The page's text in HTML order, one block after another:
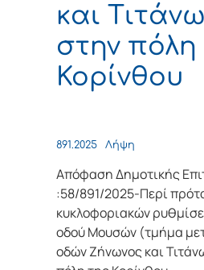
και
στην πόλη
Κορίνθου
891.2025 Λήψη
Απόφαση Δημοτικής
:58/891/2025-Περί
κυκλοφοριακών
οδού Μουσών (τμήμα
οδών Ζήνωνος και